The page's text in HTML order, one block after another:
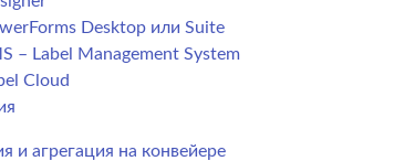
Desktop или Suite
– Label Management System
Cloud
и агрегация на конвейере